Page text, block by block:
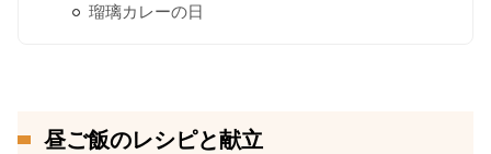
瑠璃カレーの日
昼ご飯のレシピと献立